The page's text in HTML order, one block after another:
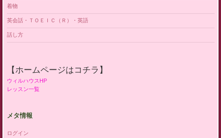
着物
英会話・ＴＯＥＩＣ（Ｒ）・英語
話し方
【ホームページはコチラ】
ウィルハウスHP
レッスン一覧
メタ情報
ログイン